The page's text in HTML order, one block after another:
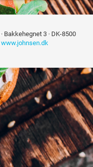
· Bakkehegnet 3 · DK-8500
www.johnsen.dk